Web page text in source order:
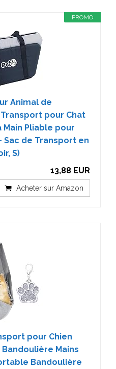
PROMO
Animal de
pour Chat
Main Pliable pour
Sac de Transport en
S)
13,88 EUR
Acheter sur Amazon
pour Chien
Mains
Bandoulière